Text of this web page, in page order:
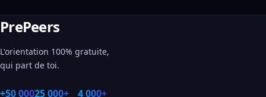
PrePeers
L'orientation 100% gratuite,
qui part de toi.
+50 00025 000+ 4 000+